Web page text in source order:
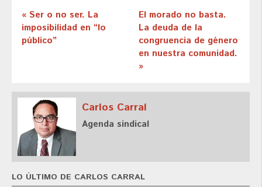
« Ser o no ser. La
imposibilidad en “lo
público”
El morado no basta.
La deuda de la
congruencia de género
en nuestra comunidad.
»
Carlos Carral
Agenda sindical
LO ÚLTIMO DE CARLOS CARRAL